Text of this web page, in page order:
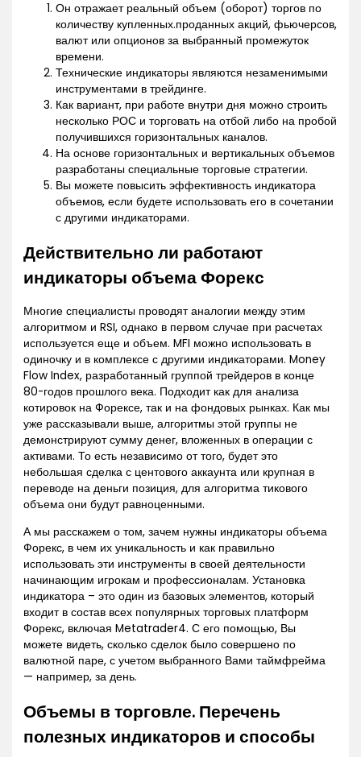
Он отражает реальный объем (оборот) торгов по
количеству купленных.проданных акций, фьючерсов,
валют или опционов за выбранный промежуток
времени.
Технические индикаторы являются незаменимыми
инструментами в трейдинге.
Как вариант, при работе внутри дня можно строить
несколько РОС и торговать на отбой либо на пробой
получившихся горизонтальных каналов.
На основе горизонтальных и вертикальных объемов
разработаны специальные торговые стратегии.
Вы можете повысить эффективность индикатора
объемов, если будете использовать его в сочетании
с другими индикаторами.
Действительно ли работают
индикаторы объема Форекс
Многие специалисты проводят аналогии между этим
алгоритмом и RSI, однако в первом случае при расчетах
используется еще и объем. MFI можно использовать в
одиночку и в комплексе с другими индикаторами. Money
Flow Index, разработанный группой трейдеров в конце
80-годов прошлого века. Подходит как для анализа
котировок на Форексе, так и на фондовых рынках. Как мы
уже рассказывали выше, алгоритмы этой группы не
демонстрируют сумму денег, вложенных в операции с
активами. То есть независимо от того, будет это
небольшая сделка с центового аккаунта или крупная в
переводе на деньги позиция, для алгоритма тикового
объема они будут равноценными.
А мы расскажем о том, зачем нужны индикаторы объема
Форекс, в чем их уникальность и как правильно
использовать эти инструменты в своей деятельности
начинающим игрокам и профессионалам. Установка
индикатора – это один из базовых элементов, который
входит в состав всех популярных торговых платформ
Форекс, включая Metatrader4. С его помощью, Вы
можете видеть, сколько сделок было совершено по
валютной паре, с учетом выбранного Вами таймфрейма
— например, за день.
Объемы в торговле. Перечень
полезных индикаторов и способы